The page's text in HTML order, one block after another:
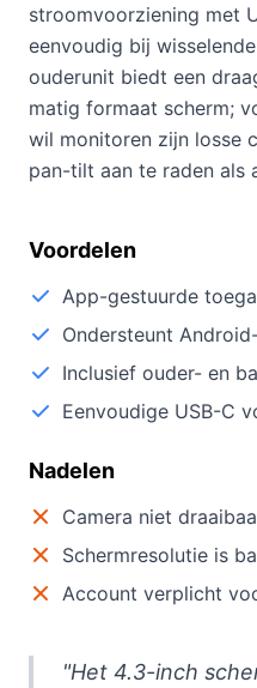
stroomvoorziening met
eenvoudig bij
ouderunit biedt een
matig formaat scherm;
wil monitoren zijn losse
pan-tilt aan te raden als
Voordelen
App-gestuurde
Ondersteunt
Inclusief ouder- en
Eenvoudige USB-C
Nadelen
Camera niet
Schermresolutie is
Account verplicht
"Het 4.3-inch